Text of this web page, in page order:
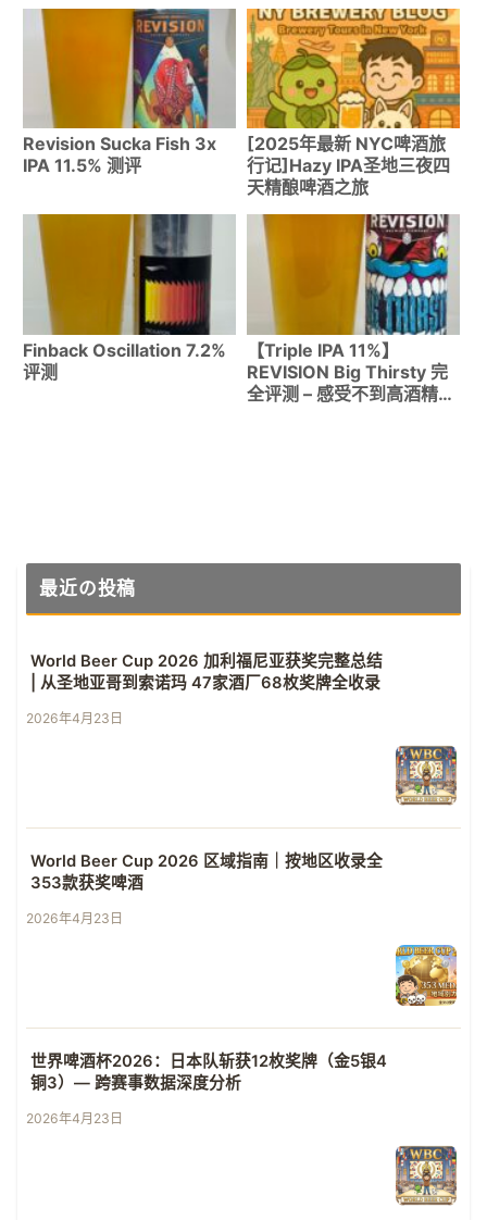
Revision Sucka Fish 3x
IPA 11.5% 测评
[2025年最新 NYC啤酒旅
行记]Hazy IPA圣地三夜四
天精酿啤酒之旅
Finback Oscillation 7.2%
评测
【Triple IPA 11%】
REVISION Big Thirsty 完
全评测 – 感受不到高酒精度
最近の投稿
World Beer Cup 2026 加利福尼亚获奖完整总结
| 从圣地亚哥到索诺玛 47家酒厂68枚奖牌全收录
2026年4月23日
World Beer Cup 2026 区域指南｜按地区收录全
353款获奖啤酒
2026年4月23日
世界啤酒杯2026：日本队斩获12枚奖牌（金5银4
铜3）— 跨赛事数据深度分析
2026年4月23日